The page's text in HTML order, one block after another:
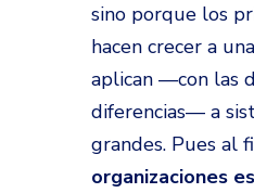
sino porque los
hacen crecer a
aplican —con las
diferencias— a
grandes. Pues al
organizaciones